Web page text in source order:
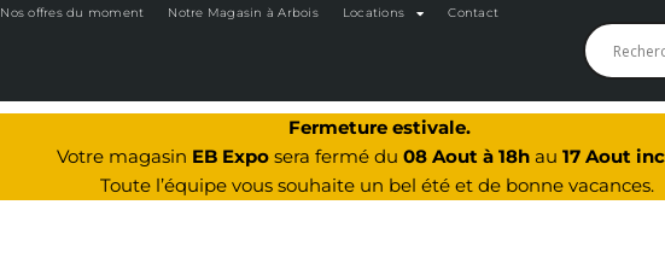
Nos offres du moment Notre Magasin à Arbois Locations Contact
Fermeture estivale.
Votre magasin EB Expo sera fermé du 08 Aout à 18h au 17 Aout
Toute l’équipe vous souhaite un bel été et de bonne vacances.